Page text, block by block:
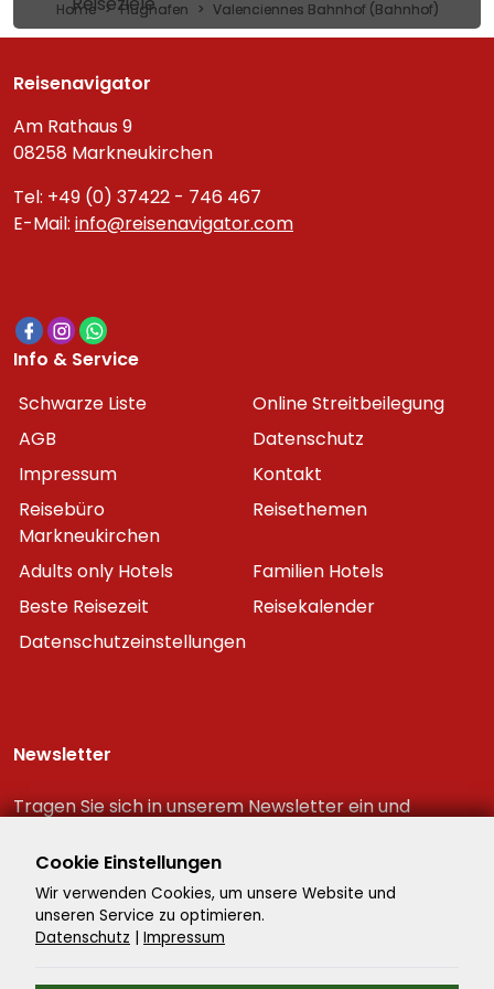
Home Flughafen Valenciennes Bahnhof (Bahnhof)
Reisenavigator
Am Rathaus 9
08258 Markneukirchen
Tel: +49 (0) 37422 - 746 467
E-Mail: info@reisenavigator.com
Info & Service
Schwarze Liste
Online Streitbeilegung
AGB
Datenschutz
Impressum
Kontakt
Reisebüro
Markneukirchen
Reisethemen
Adults only Hotels
Familien Hotels
Beste Reisezeit
Reisekalender
Datenschutzeinstellungen
Newsletter
Tragen Sie sich in unserem Newsletter ein und
Reiseschnäppchen!
Cookie Einstellungen
Wir verwenden Cookies, um unsere Website und
unseren Service zu optimieren.
Datenschutz | Impressum